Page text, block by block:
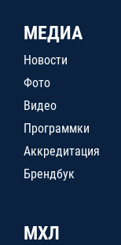
МЕДИА
Новости
Фото
Видео
Программки
Аккредитация
Брендбук
МХЛ